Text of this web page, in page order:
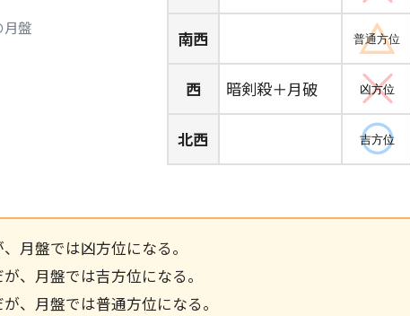
月盤 南西 普通方位
西 暗剣殺＋月破 凶方位
北西 吉方位
月盤では凶方位になる。
、月盤では吉方位になる。
、月盤では普通方位になる。